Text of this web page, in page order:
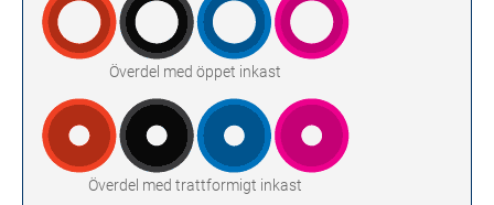
Överdel med öppet inkast
Överdel med trattformigt inkast